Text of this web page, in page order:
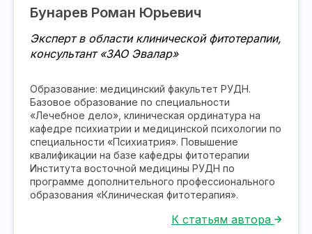
Бунарев Роман Юрьевич
Эксперт в области клинической фитотерапии,
консультант «ЗАО Эвалар»
Образование: медицинский факультет РУДН.
Базовое образование по специальности
«Лечебное дело», клиническая ординатура на
кафедре психиатрии и медицинской психологии по
специальности «Психиатрия». Повышение
квалификации на базе кафедры фитотерапии
Института восточной медицины РУДН по
программе дополнительного профессионального
образования «Клиническая фитотерапия».
К статьям автора